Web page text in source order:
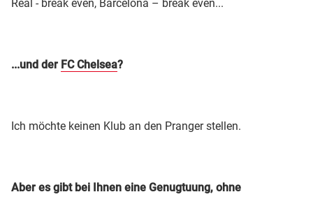
Real - break even, Barcelona – break even...
...und der FC Chelsea?
Ich möchte keinen Klub an den Pranger stellen.
Aber es gibt bei Ihnen eine Genugtuung, ohne